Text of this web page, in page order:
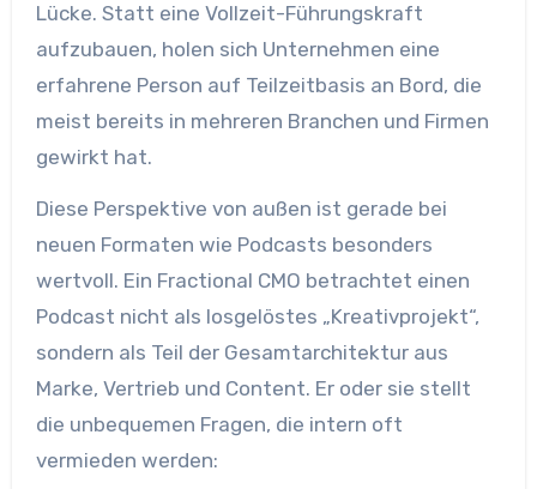
Lücke. Statt eine Vollzeit-Führungskraft
aufzubauen, holen sich Unternehmen eine
erfahrene Person auf Teilzeitbasis an Bord, die
meist bereits in mehreren Branchen und Firmen
gewirkt hat.
Diese Perspektive von außen ist gerade bei
neuen Formaten wie Podcasts besonders
wertvoll. Ein Fractional CMO betrachtet einen
Podcast nicht als losgelöstes „Kreativprojekt“,
sondern als Teil der Gesamtarchitektur aus
Marke, Vertrieb und Content. Er oder sie stellt
die unbequemen Fragen, die intern oft
vermieden werden: